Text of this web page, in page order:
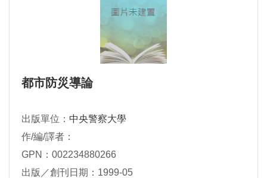
都市防災導論
出版單位： 中央警察大學
作/編/譯者：
GPN：002234880266
出版／創刊日期：1999-05